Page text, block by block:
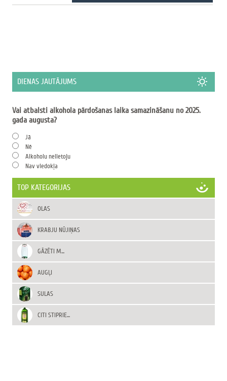
DIENAS JAUTĀJUMS
Vai atbalsti alkohola pārdošanas laika samazināšanu no 2025.
gada augusta?
Jā
Nē
Alkoholu nelietoju
Nav viedokļa
TOP KATEGORIJAS
OLAS
KRABJU NŪJIŅAS
GĀZĒTI M...
AUGĻI
SULAS
CITI STIPRIE...